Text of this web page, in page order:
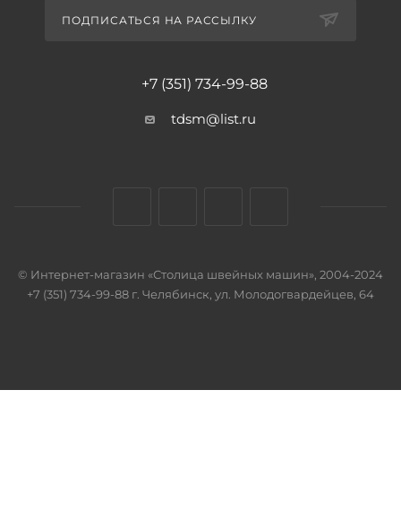
ПОДПИСАТЬСЯ НА РАССЫЛКУ
+7 (351) 734-99-88
tdsm@list.ru
© Интернет-магазин «Столица швейных машин», 2004-2024
+7 (351) 734-99-88 г. Челябинск, ул. Молодогвардейцев, 64